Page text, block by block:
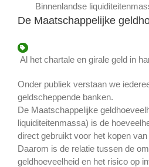
Binnenlandse
De Maatschappelijke
Al het chartale en girale geld in
Onder publiek verstaan we
geldscheppende banken.
De Maatschappelijke
liquiditeitenmassa) is de
direct gebruikt voor het kopen
Daarom is de relatie tussen de
geldhoeveelheid en het risico op